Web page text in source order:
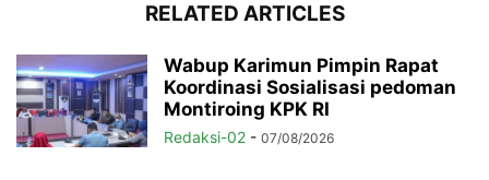
RELATED ARTICLES
Wabup Karimun Pimpin Rapat
Koordinasi Sosialisasi pedoman
Montiroing KPK RI
Redaksi-02 - 07/08/2026